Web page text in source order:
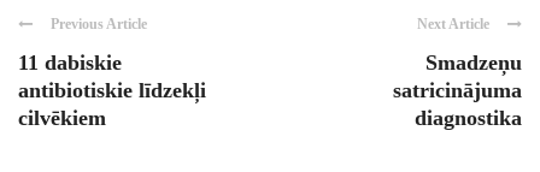
Previous Article
11 dabiskie
antibiotiskie līdzekļi
cilvēkiem
Next Article
Smadzeņu
satricinājuma
diagnostika